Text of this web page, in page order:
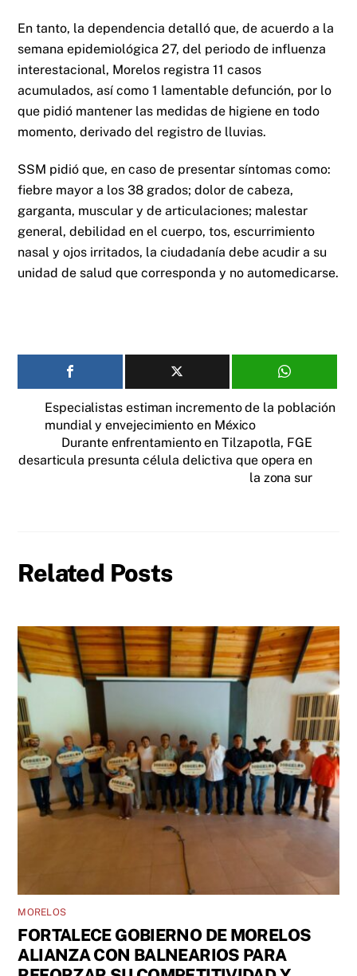
En tanto, la dependencia detalló que, de acuerdo a la
semana epidemiológica 27, del periodo de influenza
interestacional, Morelos registra 11 casos
acumulados, así como 1 lamentable defunción, por lo
que pidió mantener las medidas de higiene en todo
momento, derivado del registro de lluvias.
SSM pidió que, en caso de presentar síntomas como:
fiebre mayor a los 38 grados; dolor de cabeza,
garganta, muscular y de articulaciones; malestar
general, debilidad en el cuerpo, tos, escurrimiento
nasal y ojos irritados, la ciudadanía debe acudir a su
unidad de salud que corresponda y no automedicarse.
Especialistas estiman incremento de la población
mundial y envejecimiento en México
Durante enfrentamiento en Tilzapotla, FGE
desarticula presunta célula delictiva que opera en
la zona sur
Related Posts
MORELOS
FORTALECE GOBIERNO DE MORELOS
ALIANZA CON BALNEARIOS PARA